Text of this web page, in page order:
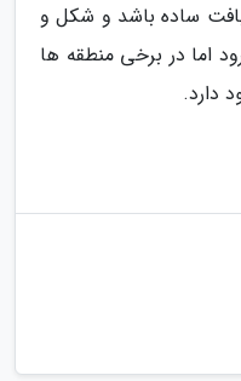
ساده باشد و شکل و
اما در برخی منطقه ها
دارد.